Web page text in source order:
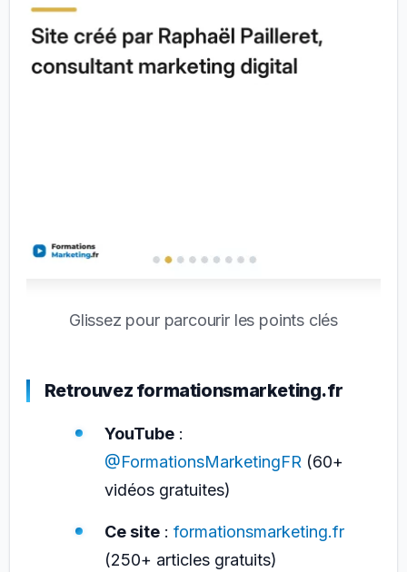
Glissez pour parcourir les points clés
Retrouvez formationsmarketing.fr
YouTube :
@FormationsMarketingFR (60+
vidéos gratuites)
Ce site :formationsmarketing.fr
(250+ articles gratuits)